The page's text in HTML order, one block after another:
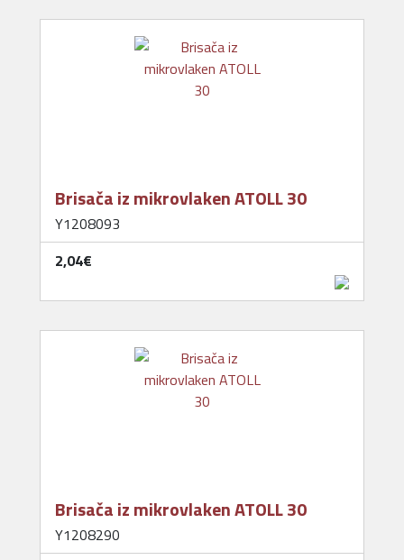
Brisača iz mikrovlaken ATOLL 30
Y1208093
2,04‎€
Brisača iz mikrovlaken ATOLL 30
Y1208290